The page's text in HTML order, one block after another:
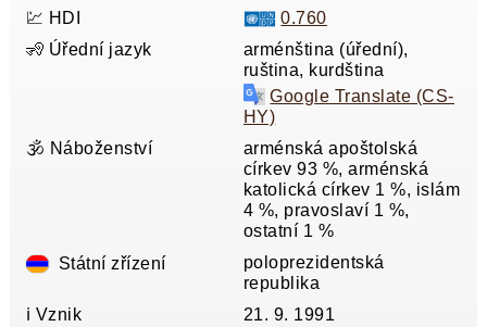
💹 HDI
0.760
🧏 Úřední jazyk
arménština (úřední),
ruština, kurdština
Google Translate (CS-
HY)
🕉️ Náboženství
arménská apoštolská
církev 93 %, arménská
katolická církev 1 %, islám
4 %, pravoslaví 1 %,
ostatní 1 %
Státní zřízení
poloprezidentská
republika
ℹ️ Vznik
21. 9. 1991